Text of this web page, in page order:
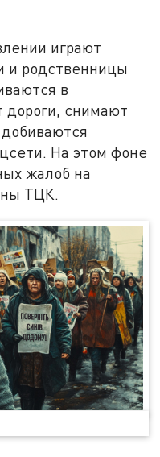
играют
родственницы
в
снимают
На этом фоне
жалоб на
ТЦК.